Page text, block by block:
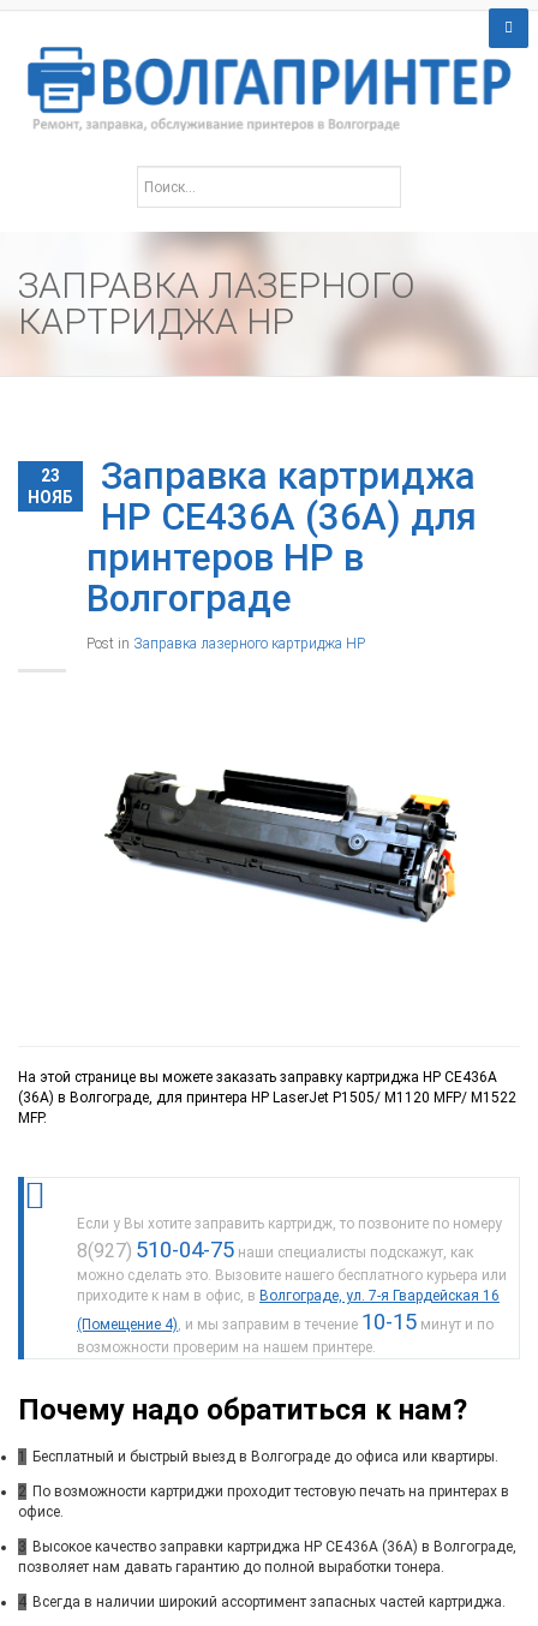
ЗАПРАВКА ЛАЗЕРНОГО
КАРТРИДЖА HP
23
НОЯБ
Заправка картриджа
HP CE436A (36A) для
принтеров HP в
Волгограде
Post in Заправка лазерного картриджа HP
На этой странице вы можете заказать заправку картриджа HP CE436A
(36A) в Волгограде, для принтера HP LaserJet P1505/ M1120 MFP/ M1522
MFP.
Если у Вы хотите заправить картридж, то позвоните по номеру
8(927) 510-04-75 наши специалисты подскажут, как
можно сделать это. Вызовите нашего бесплатного курьера или
приходите к нам в офис, в Волгограде, ул. 7-я Гвардейская 16
(Помещение 4) , и мы заправим в течение 10-15 минут и по
возможности проверим на нашем принтере.
Почему надо обратиться к нам?
1 Бесплатный и быстрый выезд в Волгограде до офиса или квартиры.
2 По возможности картриджи проходит тестовую печать на принтерах в
офисе.
3 Высокое качество заправки картриджа HP CE436A (36A) в Волгограде,
позволяет нам давать гарантию до полной выработки тонера.
4 Всегда в наличии широкий ассортимент запасных частей картриджа.